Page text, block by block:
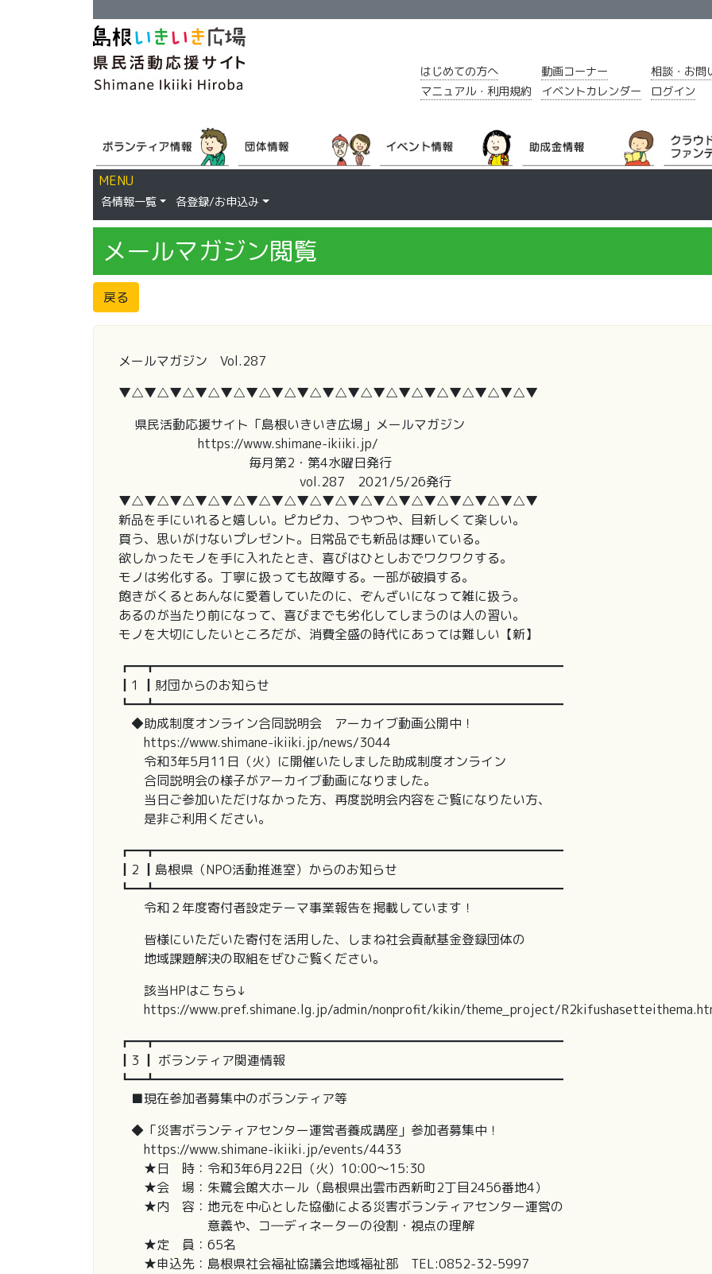
はじめての方へ
マニュアル・利用規約
動画コーナー
イベントカレンダー
相談・お問
ログイン
MENU
各情報一覧 各登録/お申込み
メールマガジン閲覧
戻る
メールマガジン Vol.287
▼△▼△▼△▼△▼△▼△▼△▼△▼△▼△▼△▼△▼△▼△▼△▼△▼
県民活動応援サイト「島根いきいき広場」メールマガジン
https://www.shimane-ikiiki.jp/
毎月第2・第4水曜日発行
vol.287 2021/5/26発行
▼△▼△▼△▼△▼△▼△▼△▼△▼△▼△▼△▼△▼△▼△▼△▼△▼
新品を手にいれると嬉しい。ピカピカ、つやつや、目新しくて楽しい。
買う、思いがけないプレゼント。日常品でも新品は輝いている。
欲しかったモノを手に入れたとき、喜びはひとしおでワクワクする。
モノは劣化する。丁寧に扱っても故障する。一部が破損する。
飽きがくるとあんなに愛着していたのに、ぞんざいになって雑に扱う。
あるのが当たり前になって、喜びまでも劣化してしまうのは人の習い。
モノを大切にしたいところだが、消費全盛の時代にあっては難しい【新】
┏━┳━━━━━━━━━━━━━━━━━━━━━━━━━━━━━━━━
┃1 ┃財団からのお知らせ
┗━┻━━━━━━━━━━━━━━━━━━━━━━━━━━━━━━━━
◆助成制度オンライン合同説明会 アーカイブ動画公開中！
https://www.shimane-ikiiki.jp/news/3044
令和3年5月11日（火）に開催いたしました助成制度オンライン
合同説明会の様子がアーカイブ動画になりました。
当日ご参加いただけなかった方、再度説明会内容をご覧になりたい方、
是非ご利用ください。
┏━┳━━━━━━━━━━━━━━━━━━━━━━━━━━━━━━━━
┃2 ┃島根県（NPO活動推進室）からのお知らせ
┗━┻━━━━━━━━━━━━━━━━━━━━━━━━━━━━━━━━
令和２年度寄付者設定テーマ事業報告を掲載しています！
皆様にいただいた寄付を活用した、しまね社会貢献基金登録団体の
地域課題解決の取組をぜひご覧ください。
該当HPはこちら↓
https://www.pref.shimane.lg.jp/admin/nonprofit/kikin/theme_project/
┏━┳━━━━━━━━━━━━━━━━━━━━━━━━━━━━━━━━
┃3 ┃ ボランティア関連情報
┗━┻━━━━━━━━━━━━━━━━━━━━━━━━━━━━━━━━
■現在参加者募集中のボランティア等
◆「災害ボランティアセンター運営者養成講座」参加者募集中！
https://www.shimane-ikiiki.jp/events/4433
★日 時：令和3年6月22日（火）10:00～15:30
★会 場：朱鷺会館大ホール（島根県出雲市西新町2丁目2456番地4）
★内 容：地元を中心とした協働による災害ボランティアセンター運営の
意義や、コ―ディネーターの役割・視点の理解
★定 員：65名
★申込先：島根県社会福祉協議会地域福祉部 TEL:0852-32-5997